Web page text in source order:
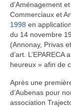
d’Aménagement
Commerciaux et
1998 en
du 14 novembre
(Annonay, Privas
d’art.
heureux » afin de
Après une
d’Aubenas pour
association